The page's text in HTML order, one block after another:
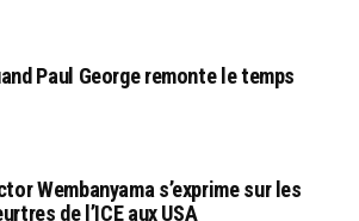
Paul George remonte le temps
Wembanyama s’exprime sur les
de l’ICE aux USA